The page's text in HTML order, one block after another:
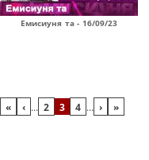
Емисиуня та - 16/09/23
« ‹ … 2 3 4 … › »